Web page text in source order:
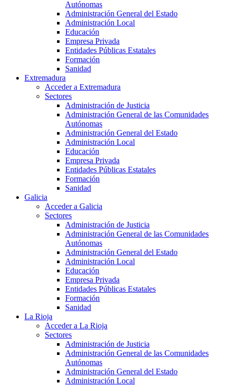
Autónomas
Administración General del Estado
Administración Local
Educación
Empresa Privada
Entidades Públicas Estatales
Formación
Sanidad
Extremadura
Acceder a Extremadura
Sectores
Administración de Justicia
Administración General de las Comunidades
Autónomas
Administración General del Estado
Administración Local
Educación
Empresa Privada
Entidades Públicas Estatales
Formación
Sanidad
Galicia
Acceder a Galicia
Sectores
Administración de Justicia
Administración General de las Comunidades
Autónomas
Administración General del Estado
Administración Local
Educación
Empresa Privada
Entidades Públicas Estatales
Formación
Sanidad
La Rioja
Acceder a La Rioja
Sectores
Administración de Justicia
Administración General de las Comunidades
Autónomas
Administración General del Estado
Administración Local